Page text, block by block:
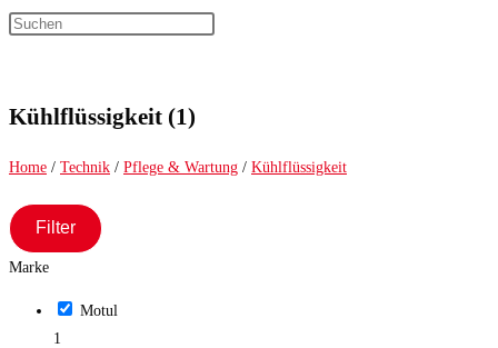
Kühlflüssigkeit (1)
Home / Technik / Pflege & Wartung / Kühlflüssigkeit
Filter
Marke
Motul
1